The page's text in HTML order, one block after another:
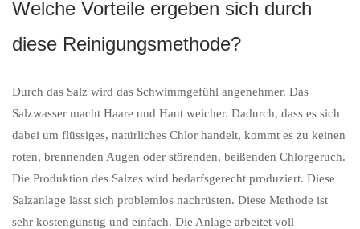
Welche Vorteile ergeben sich durch
diese Reinigungsmethode?
Durch das Salz wird das Schwimmgefühl angenehmer. Das
Salzwasser macht Haare und Haut weicher. Dadurch, dass es sich
dabei um flüssiges, natürliches Chlor handelt, kommt es zu keinen
roten, brennenden Augen oder störenden, beißenden Chlorgeruch.
Die Produktion des Salzes wird bedarfsgerecht produziert. Diese
Salzanlage lässt sich problemlos nachrüsten. Diese Methode ist
sehr kostengünstig und einfach. Die Anlage arbeitet voll